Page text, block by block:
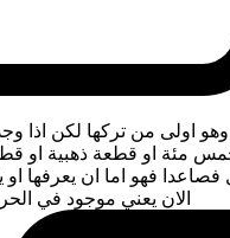
وهو اولى من تركها لكن اذا
مئة او قطعة ذهبية او
فهو اما ان يعرفها او
الان يعني موجود في